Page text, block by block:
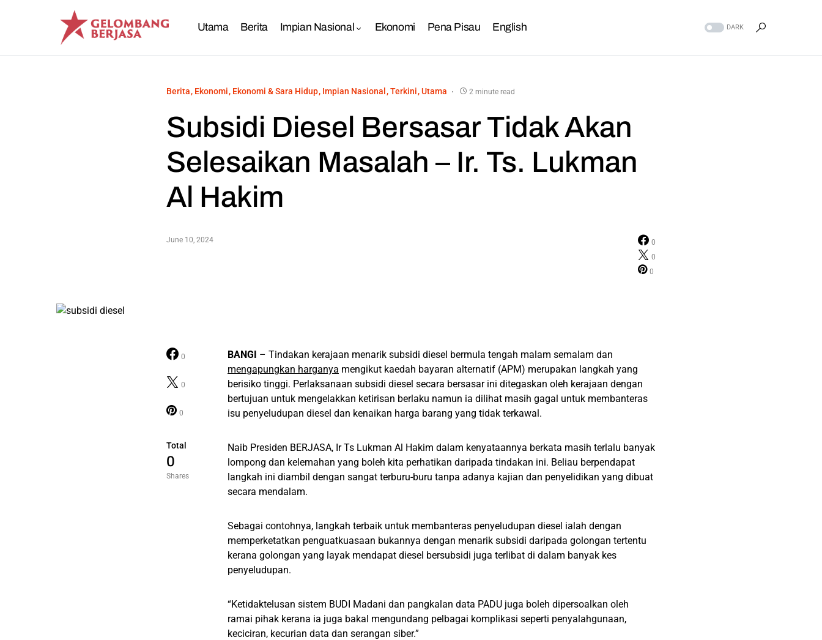
Utama Berita Impian Nasional Ekonomi Pena Pisau English DARK
Berita Ekonomi Ekonomi & Sara Hidup Impian Nasional Terkini Utama 2 minute read
Subsidi Diesel Bersasar Tidak Akan
Selesaikan Masalah – Ir. Ts. Lukman
Al Hakim
June 10, 2024
0
0
0
Total
0
Shares
0
0
0
BANGI – Tindakan kerajaan menarik subsidi diesel bermula tengah malam semalam dan
mengapungkan harganya mengikut kaedah bayaran alternatif (APM) merupakan langkah yang
berisiko tinggi. Perlaksanaan subsidi diesel secara bersasar ini ditegaskan oleh kerajaan dengan
bertujuan untuk mengelakkan ketirisan berlaku namun ia dilihat masih gagal untuk membanteras
isu penyeludupan diesel dan kenaikan harga barang yang tidak terkawal.
Naib Presiden BERJASA, Ir Ts Lukman Al Hakim dalam kenyataannya berkata masih terlalu banyak
lompong dan kelemahan yang boleh kita perhatikan daripada tindakan ini. Beliau berpendapat
langkah ini diambil dengan sangat terburu-buru tanpa adanya kajian dan penyelidikan yang dibuat
secara mendalam.
Sebagai contohnya, langkah terbaik untuk membanteras penyeludupan diesel ialah dengan
memperketatkan penguatkuasaan bukannya dengan menarik subsidi daripada golongan tertentu
kerana golongan yang layak mendapat diesel bersubsidi juga terlibat di dalam banyak kes
penyeludupan.
“Ketidaktelusan sistem BUDI Madani dan pangkalan data PADU juga boleh dipersoalkan oleh
ramai pihak kerana ia juga bakal mengundang pelbagai komplikasi seperti penyalahgunaan,
keciciran, kecurian data dan serangan siber.”